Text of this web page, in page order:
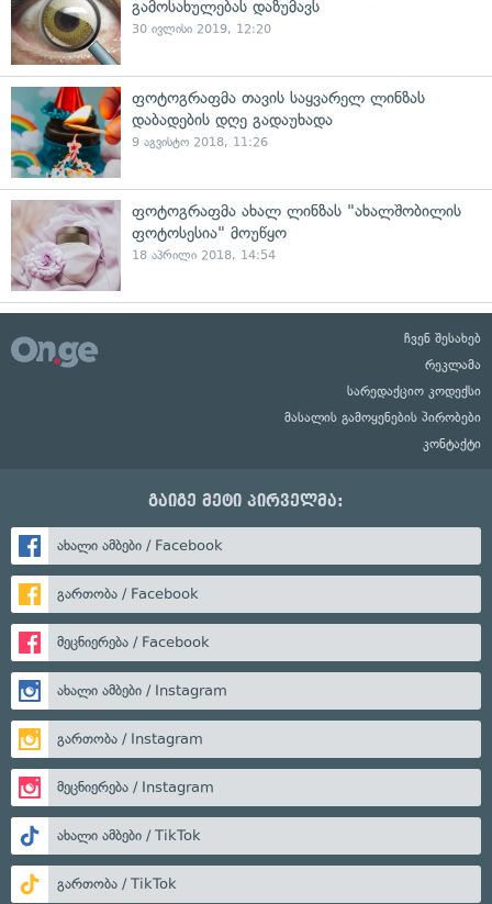
გამოსახულებას დაზუმავს
30 ივლისი 2019, 12:20
ფოტოგრაფმა თავის საყვარელ ლინზას
დაბადების დღე გადაუხადა
9 აგვისტო 2018, 11:26
ფოტოგრაფმა ახალ ლინზას "ახალშობილის
ფოტოსესია" მოუწყო
18 აპრილი 2018, 14:54
ჩვენ შესახებ
რეკლამა
სარედაქციო კოდექსი
მასალის გამოყენების პირობები
კონტაქტი
გაიგე მეტი პირველმა:
ახალი ამბები / Facebook
გართობა / Facebook
მეცნიერება / Facebook
ახალი ამბები / Instagram
გართობა / Instagram
მეცნიერება / Instagram
ახალი ამბები / TikTok
გართობა / TikTok